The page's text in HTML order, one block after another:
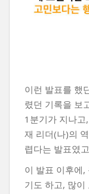
이런 발표를 했
렸던 기록을 보
1분기가 지나
재 리더(나)의
렵다는 발표였
이 발표 이후에
기도 하고, 많이